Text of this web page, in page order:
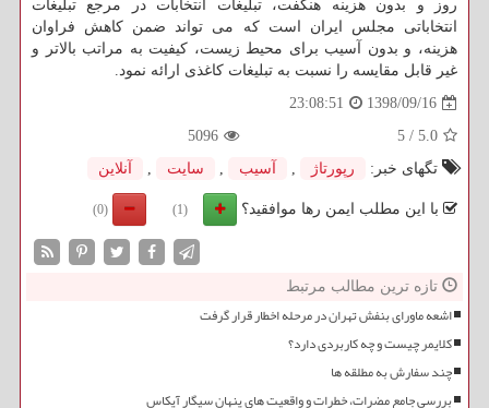
روز و بدون هزینه هنگفت، تبلیغات انتخابات در مرجع تبلیغات
انتخاباتی مجلس ایران است که می تواند ضمن کاهش فراوان
هزینه، و بدون آسیب برای محیط زیست، کیفیت به مراتب بالاتر و
غیر قابل مقایسه را نسبت به تبلیغات کاغذی ارائه نمود.
1398/09/16
23:08:51
5.0
/
5
5096
تگهای خبر:
رپورتاژ , آسیب , سایت , آنلاین
با این مطلب ایمن رها موافقید؟ (1)
(0)
تازه ترین مطالب مرتبط
اشعه ماورای بنفش تهران در مرحله اخطار قرار گرفت
کلایمر چیست و چه کاربردی دارد؟
چند سفارش به مطلقه ها
بررسی جامع مضرات، خطرات و واقعیت های پنهان سیگار آیکاس